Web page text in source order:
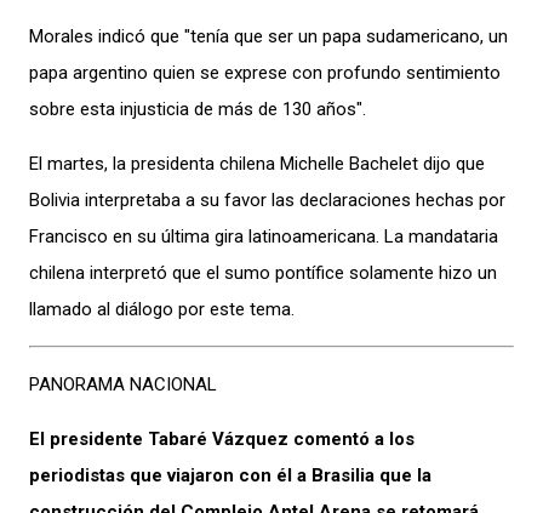
Morales indicó que "tenía que ser un papa sudamericano, un
papa argentino quien se exprese con profundo sentimiento
sobre esta injusticia de más de 130 años".
El martes, la presidenta chilena Michelle Bachelet dijo que
Bolivia interpretaba a su favor las declaraciones hechas por
Francisco en su última gira latinoamericana. La mandataria
chilena interpretó que el sumo pontífice solamente hizo un
llamado al diálogo por este tema.
PANORAMA NACIONAL
El presidente Tabaré Vázquez comentó a los
periodistas que viajaron con él a Brasilia que la